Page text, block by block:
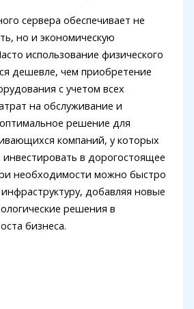
сервера обеспечивает не
но и экономическую
использование физического
дешевле, чем приобретение
с учетом всех
на обслуживание и
решение для
компаний, у которых
в дорогостоящее
необходимости можно быстро
добавляя новые
решения в
бизнеса.